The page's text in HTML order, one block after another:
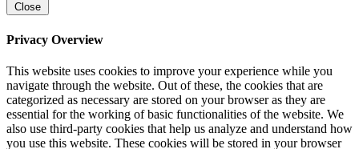
Close
Privacy Overview
This website uses cookies to improve your experience while you
navigate through the website. Out of these, the cookies that are
categorized as necessary are stored on your browser as they are
essential for the working of basic functionalities of the website. We
also use third-party cookies that help us analyze and understand how
you use this website. These cookies will be stored in your browser